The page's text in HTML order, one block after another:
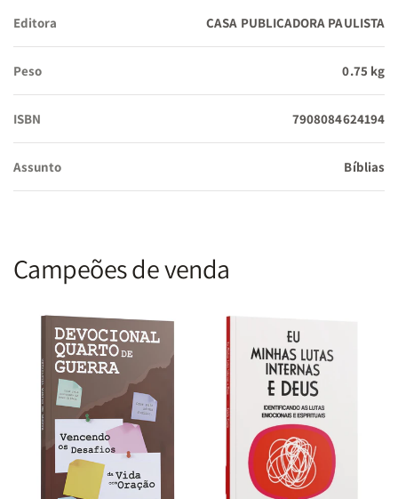
Estética:Capa dura em PU Luxo com design em relevo
Arabesco.
Páginas: 1.248
Peso:740g
ISBN:7908084624255
Editora CASA PUBLICADORA PAULISTA
Peso 0.75 kg
ISBN 7908084624194
Assunto Bíblias
Campeões de venda